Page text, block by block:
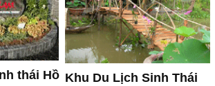
thái Hồ Khu Du Lịch Sinh Thái